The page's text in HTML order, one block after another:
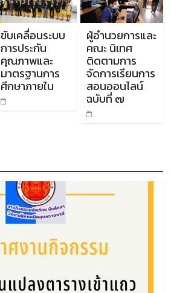
ขับเคลื่อนระบบ
การประกัน
คุณภาพและ
มาตรฐานการ
ศึกษาภายใน
ผู้อำนวยการและ
คณะ นิเทศ
ติดตามการ
จัดการเรียนการ
สอนออนไลน์
ฉบับที่ ๗